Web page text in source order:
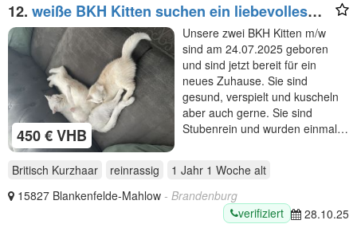
12. weiße BKH Kitten suchen ein liebevolles
Zuhause
450 € VHB
Unsere zwei BKH Kitten m/w
sind am 24.07.2025 geboren
und sind jetzt bereit für ein
neues Zuhause. Sie sind
gesund, verspielt und kuscheln
aber auch gerne. Sie sind
Stubenrein und wurden einmal…
Britisch Kurzhaar reinrassig 1 Jahr 1 Woche alt
15827 Blankenfelde-Mahlow - Brandenburg
verifiziert
28.10.25